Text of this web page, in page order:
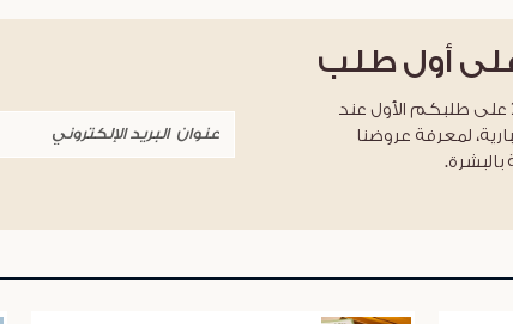
أول طلب
احصلوا على خصم %10 على طلبكم الأول عند
لمعرفة عروضنا
بالبشرة.